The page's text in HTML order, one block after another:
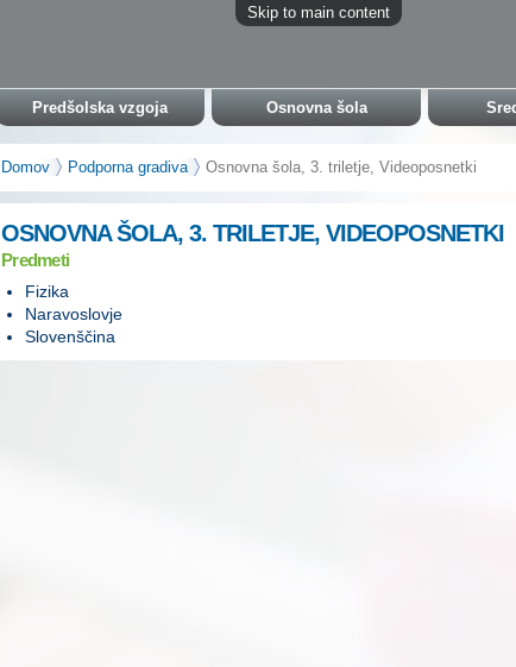
Skip to main content
Predšolska vzgoja Osnovna šola
Domov Podporna gradiva Osnovna šola, 3. triletje, Videoposnetki
OSNOVNA ŠOLA, 3. TRILETJE, VIDEOPOSNETKI
Predmeti
Fizika
Naravoslovje
Slovenščina